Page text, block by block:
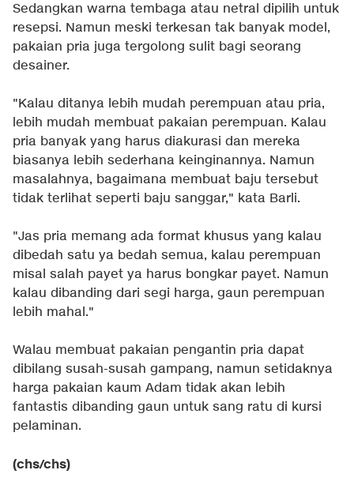
Sedangkan warna tembaga atau netral dipilih untuk
resepsi. Namun meski terkesan tak banyak model,
pakaian pria juga tergolong sulit bagi seorang
desainer.
"Kalau ditanya lebih mudah perempuan atau pria,
lebih mudah membuat pakaian perempuan. Kalau
pria banyak yang harus diakurasi dan mereka
biasanya lebih sederhana keinginannya. Namun
masalahnya, bagaimana membuat baju tersebut
tidak terlihat seperti baju sanggar," kata Barli.
"Jas pria memang ada format khusus yang kalau
dibedah satu ya bedah semua, kalau perempuan
misal salah payet ya harus bongkar payet. Namun
kalau dibanding dari segi harga, gaun perempuan
lebih mahal."
Walau membuat pakaian pengantin pria dapat
dibilang susah-susah gampang, namun setidaknya
harga pakaian kaum Adam tidak akan lebih
fantastis dibanding gaun untuk sang ratu di kursi
pelaminan.
(chs/chs)